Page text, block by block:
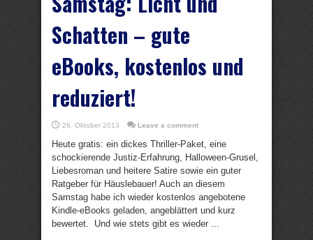
Schatten – gute
eBooks, kostenlos und
reduziert!
26. Oktober 2013 Leave a comment
Heute gratis: ein dickes Thriller-Paket, eine
schockierende Justiz-Erfahrung, Halloween-Grusel,
Liebesroman und heitere Satire sowie ein guter
Ratgeber für Häuslebauer! Auch an diesem
Samstag habe ich wieder kostenlos angebotene
Kindle-eBooks geladen, angeblättert und kurz
bewertet. Und wie stets gibt es wieder ...